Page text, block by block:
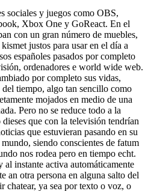
sociales y juegos como OBS,
Xbox One y GoReact. En el
con un gran número de muebles,
justos para usar en el día a
españoles pasados por completo
ordenadores e world wide web.
por completo sus vidas,
tiempo, algo tan sencillo como
mojados en medio de una
Pero no se reduce todo a la
que con la televisión tendrían
que estuvieran pasando en su
siendo conscientes de fatum
nos rodea pero en tiempo echt.
al instante activa automáticamente
an otra persona en alguna salto del
chatear, ya sea por texto o voz, o